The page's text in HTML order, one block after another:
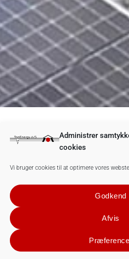
Administrer
cookies
Vi bruger cookies til at optimere vores
Godkend
Afvis